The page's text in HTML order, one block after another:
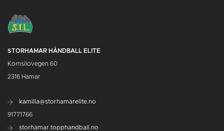
STORHAMAR HÅNDBALL ELITE
Kornsilovegen 60
2316 Hamar
kamilla@storhamarelite.no
91771766
storhamar.topphandball.no